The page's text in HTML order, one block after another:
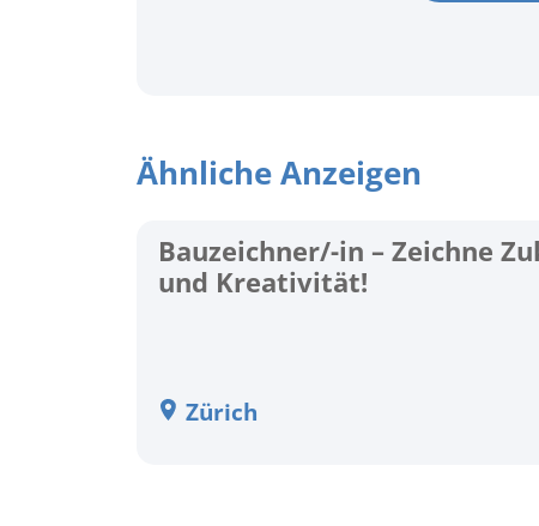
Ähnliche Anzeigen
Bauzeichner/-in – Zeichne
und Kreativität!
Zürich